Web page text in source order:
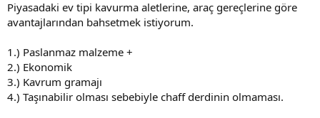
Piyasadaki ev tipi kavurma aletlerine, araç gereçlerine göre
avantajlarından bahsetmek istiyorum.
1.) Paslanmaz malzeme +
2.) Ekonomik
3.) Kavrum gramajı
4.) Taşınabilir olması sebebiyle chaff derdinin olmaması.